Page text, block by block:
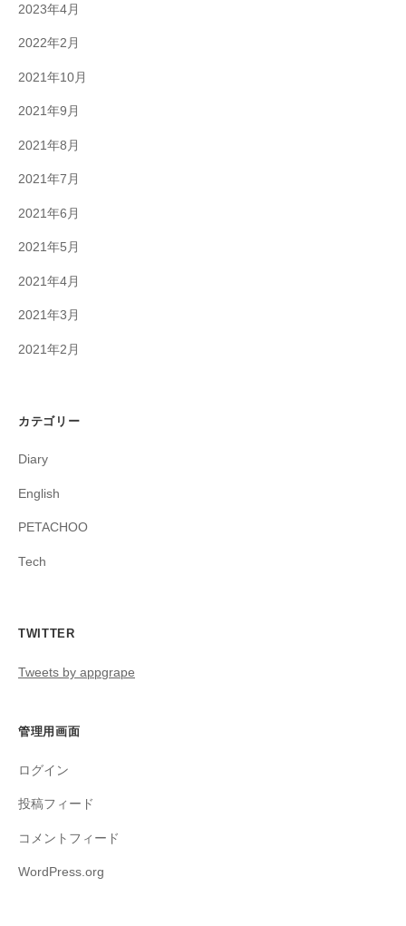
2023年4月
2022年2月
2021年10月
2021年9月
2021年8月
2021年7月
2021年6月
2021年5月
2021年4月
2021年3月
2021年2月
カテゴリー
Diary
English
PETACHOO
Tech
TWITTER
Tweets by appgrape
管理用画面
ログイン
投稿フィード
コメントフィード
WordPress.org